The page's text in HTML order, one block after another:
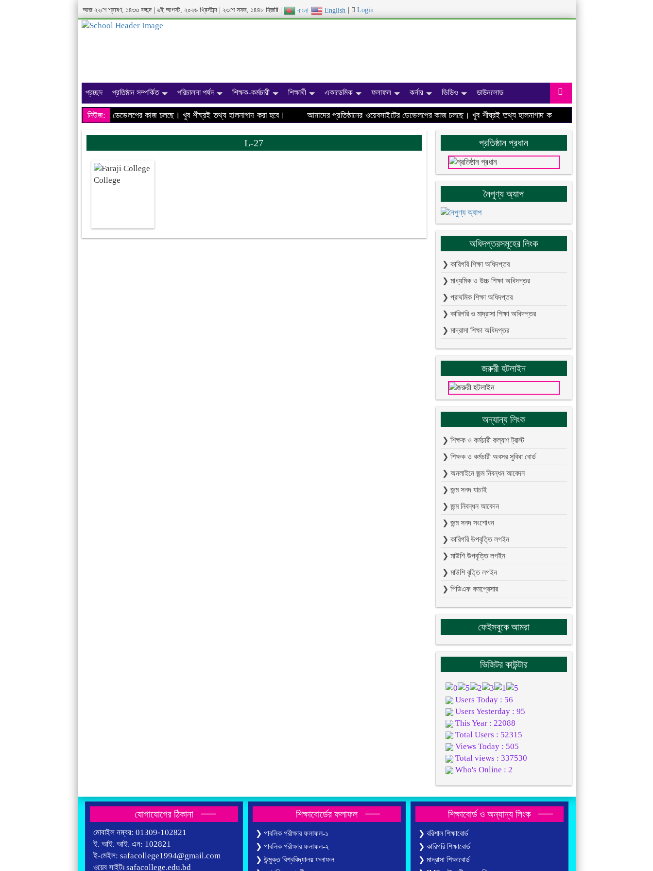
আজ ২২শে শ্রাবণ, ১৪৩৩ বঙ্গাব্দ | ৬ই আগস্ট, ২০২৬ খ্রিস্টাব্দ | ২৩শে সফর, ১৪৪৮ হিজরি | বাংলা English Login
প্রচ্ছদ প্রতিষ্ঠান সম্পর্কিত পরিচালনা পর্ষদ শিক্ষক-কর্মচারী শিক্ষার্থী একাডেমিক ফলাফল কর্নার ভিডিও ডাউনলোড
নিউজ: আমাদের প্রতিষ্ঠানের ওয়েবসাইটের ডেভেলপের কাজ চলছে। খুব শীঘ্রই তথ্য হালনাগাদ করা হবে।
আমাদের প্রতিষ্ঠানের ওয়েবসাইটের ডেভেলপের কাজ চলছে। খুব শীঘ্রই তথ্য হালনাগাদ করা হবে।
L-27 প্রতিষ্ঠান প্রধান
নৈপুণ্য অ্যাপ
অধিদপ্তরসমূহের লিংক
❯ কারিগরি শিক্ষা অধিদপ্তর
❯ মাধ্যমিক ও উচ্চ শিক্ষা অধিদপ্তর
❯ প্রাথমিক শিক্ষা অধিদপ্তর
❯ কারিগরি ও মাদ্রাসা শিক্ষা অধিদপ্তর
❯ মাদ্রাসা শিক্ষা অধিদপ্তর
জরুরী হটলাইন
অন্যান্য লিংক
❯ শিক্ষক ও কর্মচারী কল্যাণ ট্রাস্ট
❯ শিক্ষক ও কর্মচারী অবসর সুবিধা বোর্ড
❯ অনলাইনে জন্ম নিবন্ধন আবেদন
❯ জন্ম সনদ যাচাই
❯ জন্ম নিবন্ধন আবেদন
❯ জন্ম সনদ সংশোধন
❯ কারিগরি উপবৃত্তি লগইন
❯ মাউশি উপবৃত্তি লগইন
❯ মাউশি বৃত্তি লগইন
❯ পিডিএফ কমপ্রেসার
ফেইসবুকে আমরা
ভিজিটর কাউন্টার
Users Today : 56
Users Yesterday : 95
This Year : 22088
Total Users : 52315
Views Today : 505
Total views : 337530
Who's Online : 2
যোগাযোগের ঠিকানা
মোবাইল নম্বর: 01309-102821
ই. আই. আই. এন: 102821
ই-মেইল: safacollege1994@gmail.com
ওয়েব সাইটঃ safacollege.edu.bd
শিক্ষাবোর্ডের ফলাফল
❯ পাবলিক পরীক্ষার ফলাফল-১
❯ পাবলিক পরীক্ষার ফলাফল-২
❯ উন্মুক্ত বিশ্ববিদ্যালয় ফলাফল
শিক্ষাবোর্ড ও অন্যান্য লিংক
❯ বরিশাল শিক্ষাবোর্ড
❯ কারিগরি শিক্ষাবোর্ড
❯ মাদ্রাসা শিক্ষাবোর্ড